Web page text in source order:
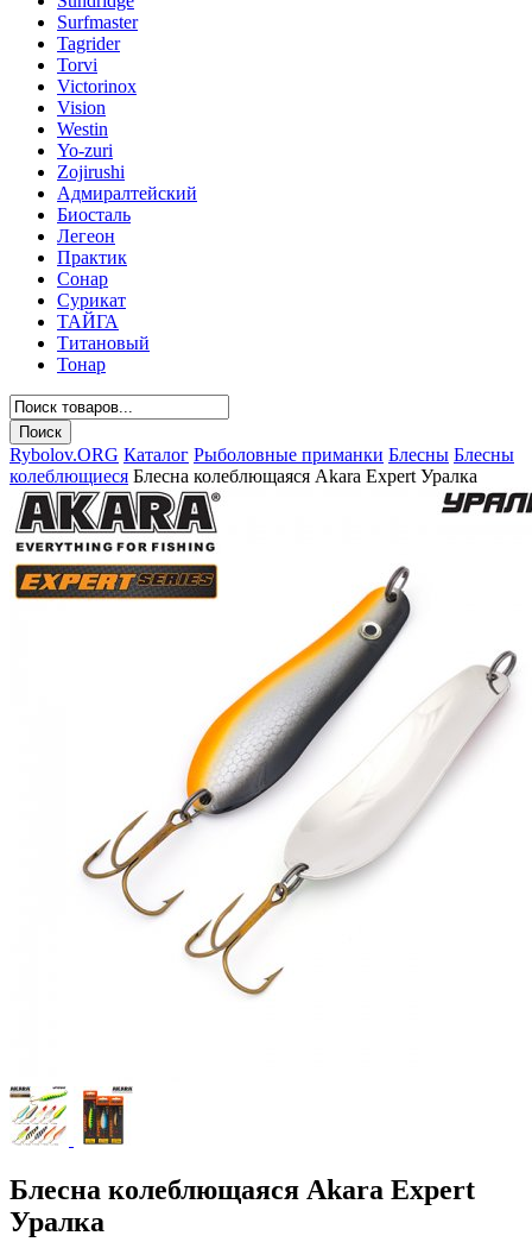
Surfmaster
Tagrider
Torvi
Victorinox
Vision
Westin
Yo-zuri
Zojirushi
Адмиралтейский
Биосталь
Легеон
Практик
Сонар
Сурикат
ТАЙГА
Титановый
Тонар
Rybolov.ORG Каталог Рыболовные приманки Блесны Блесны
колеблющиеся Блесна колеблющаяся Akara Expert Уралка
Блесна колеблющаяся Akara Expert
Уралка